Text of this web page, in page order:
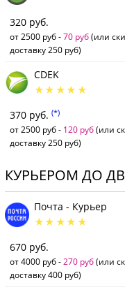
320 руб.
от 2500 руб -70 руб(или
доставку 250 руб)
CDEK
370 руб. (*)
от 2500 руб - 120 руб(или
доставку 250 руб)
КУРЬЕРОМ ДО
Почта - Курьер
670 руб.
от 4000 руб - 270 руб(или
доставку 400 руб)